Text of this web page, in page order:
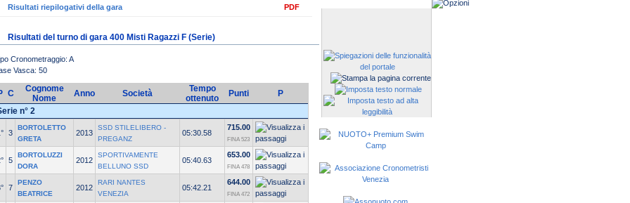
Risultati riepilogativi della gara PDF
Risultati del turno di gara 400 Misti Ragazzi F (Serie)
Cronometraggio: A
Vasca: 50
C
Cognome
Nome
Anno Società
Tempo
ottenuto
Punti
P
n° 2
3
BORTOLETTO
GRETA
2013
SSD STILELIBERO -
PREGANZ
05:30.58
715.00
FINA 523
5
BORTOLUZZI
DORA
2012
SPORTIVAMENTE
BELLUNO SSD
05:40.63
653.00
FINA 478
7
PENZO
BEATRICE
2012
RARI NANTES
VENEZIA
05:42.21
644.00
FINA 472